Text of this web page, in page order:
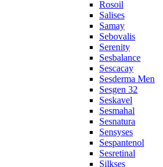
Rosoil
Salises
Samay
Sebovalis
Serenity
Sesbalance
Sescacay
Sesderma Men
Sesgen 32
Seskavel
Sesmahal
Sesnatura
Sensyses
Sespantenol
Sesretinal
Silkses